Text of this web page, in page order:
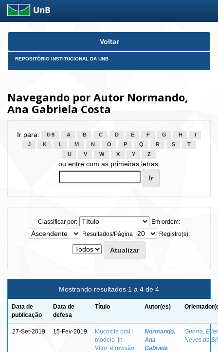
Skip
Voltar
REPOSITÓRIO INSTITUCIONAL DA UNB
Navegando por Autor Normando,
Ana Gabriela Costa
Ir para: 0-9 A B C D E F G H
J
K L M N O P Q R S
T
U
V W X Y Z
ou entre com as primeiras letras:
Classificar por:
Em ordem:
Resultados/Página
Registro(s):
Mostrando resultados 1 a 4 de 4
Data de
publicação
Data de
defesa
Título Autor(es)
27-Set-2019 15-Fev-2019
Mucosite oral :
modelo ‘In
Vitro’ e revisão
Normando,
Ana
Gabriela
Guerra,
Neves da